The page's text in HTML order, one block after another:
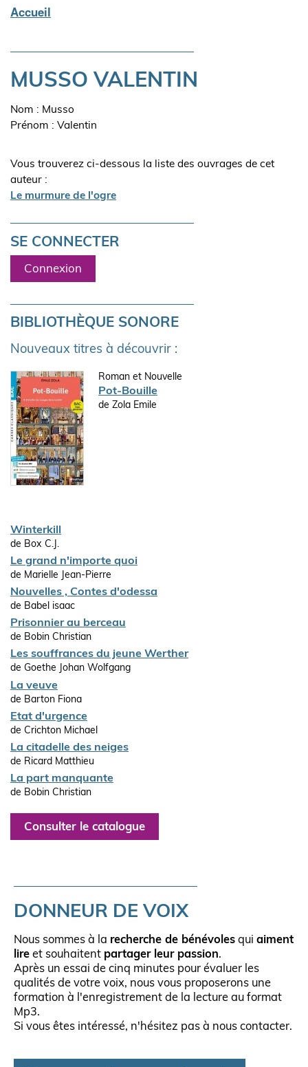
Accueil
MUSSO VALENTIN
Nom : Musso
Prénom : Valentin
Vous trouverez ci-dessous la liste des ouvrages de cet
auteur :
Le murmure de l'ogre
SE CONNECTER
Connexion
BIBLIOTHÈQUE SONORE
Nouveaux titres à découvrir :
Roman et Nouvelle
Pot-Bouille
de Zola Emile
Winterkill
de Box C.J.
Le grand n'importe quoi
de Marielle Jean-Pierre
Nouvelles , Contes d'odessa
de Babel isaac
Prisonnier au berceau
de Bobin Christian
Les souffrances du jeune Werther
de Goethe Johan Wolfgang
La veuve
de Barton Fiona
Etat d'urgence
de Crichton Michael
La citadelle des neiges
de Ricard Matthieu
La part manquante
de Bobin Christian
Consulter le catalogue
DONNEUR DE VOIX
Nous sommes à la recherche de bénévoles qui aiment
lire et souhaitent partager leur passion.
Après un essai de cinq minutes pour évaluer les
qualités de votre voix, nous vous proposerons une
formation à l'enregistrement de la lecture au format
Mp3.
Si vous êtes intéressé, n'hésitez pas à nous contacter.